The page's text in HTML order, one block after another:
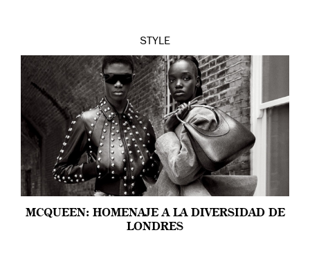
STYLE
MCQUEEN: HOMENAJE A LA DIVERSIDAD DE
LONDRES